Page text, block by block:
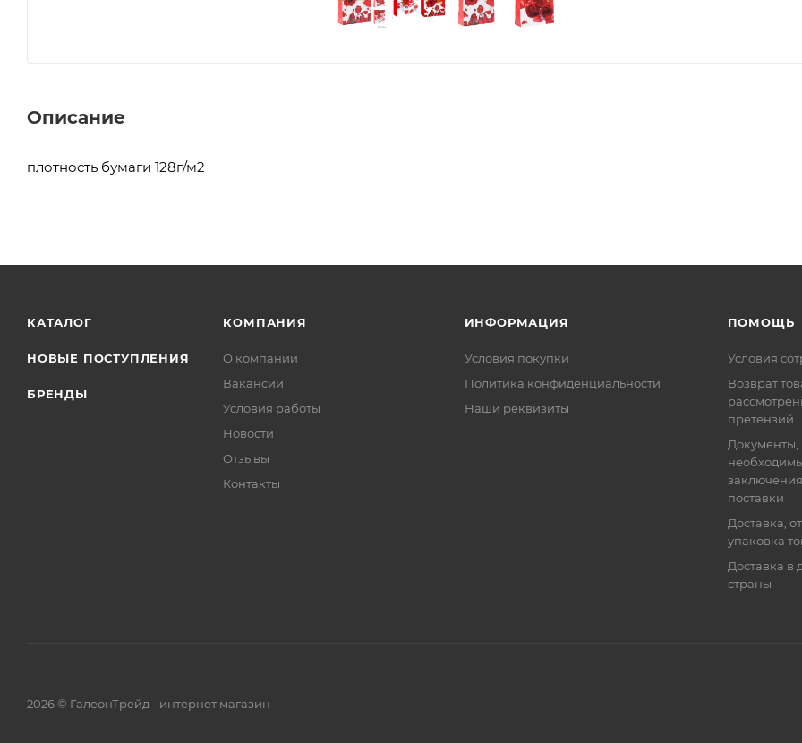
Описание
плотность бумаги 128г/м2
КАТАЛОГ
НОВЫЕ ПОСТУПЛЕНИЯ
БРЕНДЫ
КОМПАНИЯ
О компании
Вакансии
Условия работы
Новости
Отзывы
Контакты
ИНФОРМАЦИЯ
Условия покупки
Политика конфиденциальности
Наши реквизиты
ПОМОЩЬ
Условия
Возврат
претензий
Документы,
поставки
Доставка,
упаковка
Доставка в
страны
2026 © ГалеонТрейд - интернет магазин